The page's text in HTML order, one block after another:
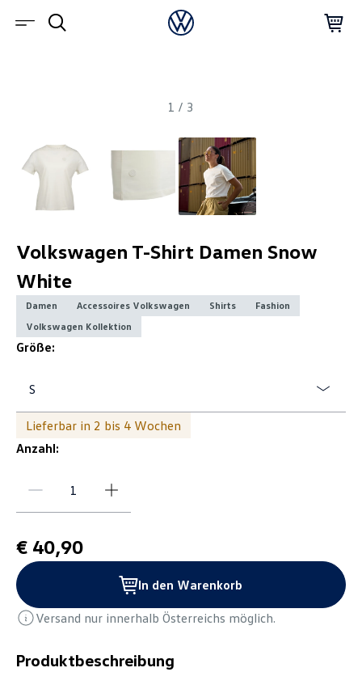
1 / 3
Produktbeschreibung
Volkswagen T-Shirt Damen Snow
White
Damen Accessoires Volkswagen Shirts
Fashion
Volkswagen Kollektion
Größe:
S
Lieferbar in 2 bis 4 Wochen
Anzahl:
€ 40,90
In den Warenkorb
Versand nur innerhalb Österreichs möglich.